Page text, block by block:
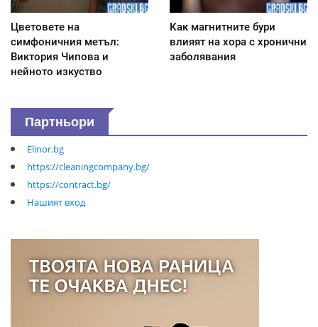
Цветовете на
симфоничния метъл:
Виктория Чипова и
нейното изкуство
Как магнитните бури
влияят на хора с хронични
заболявания
Партньори
Elinor.bg
https://cleaningcompany.bg/
https://contract.bg/
Нашият вход